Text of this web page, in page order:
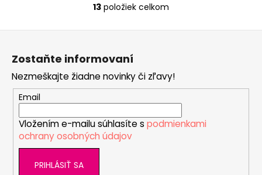
O
v
á
d
a
c
i
e
p
r
13 položiek celkom
Zostaňte informovaní
Nezmeškajte žiadne novinky či zľavy!
Email
Vložením e-mailu súhlasíte s podmienkami
ochrany osobných údajov
PRIHLÁSIŤ SA